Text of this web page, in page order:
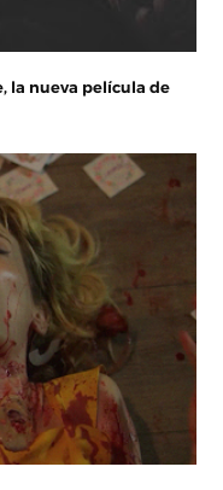
la nueva película de